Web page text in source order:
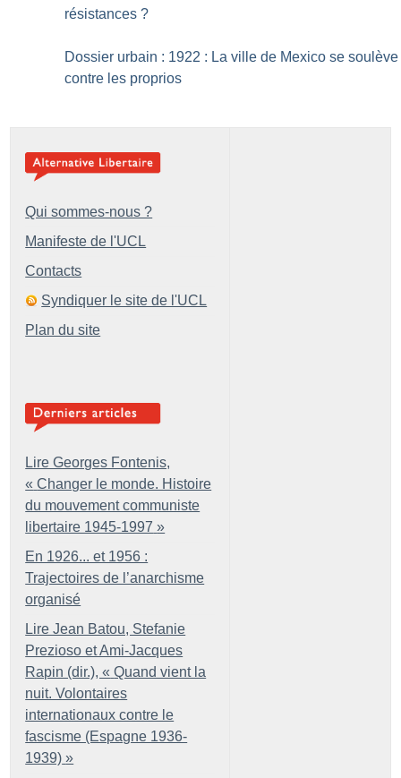
résistances ?
Dossier urbain : 1922 : La ville de Mexico se soulève
contre les proprios
Qui sommes-nous ?
Manifeste de l'UCL
Contacts
Syndiquer le site de l'UCL
Plan du site
Lire Georges Fontenis,
« Changer le monde. Histoire
du mouvement communiste
libertaire 1945-1997 »
En 1926... et 1956 :
Trajectoires de l’anarchisme
organisé
Lire Jean Batou, Stefanie
Prezioso et Ami-Jacques
Rapin (dir.), « Quand vient la
nuit. Volontaires
internationaux contre le
fascisme (Espagne 1936-
1939) »